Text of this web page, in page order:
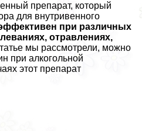
препарат, который
для внутривенного
при различных
отравлениях,
мы рассмотрели, можно
при алкогольной
этот препарат